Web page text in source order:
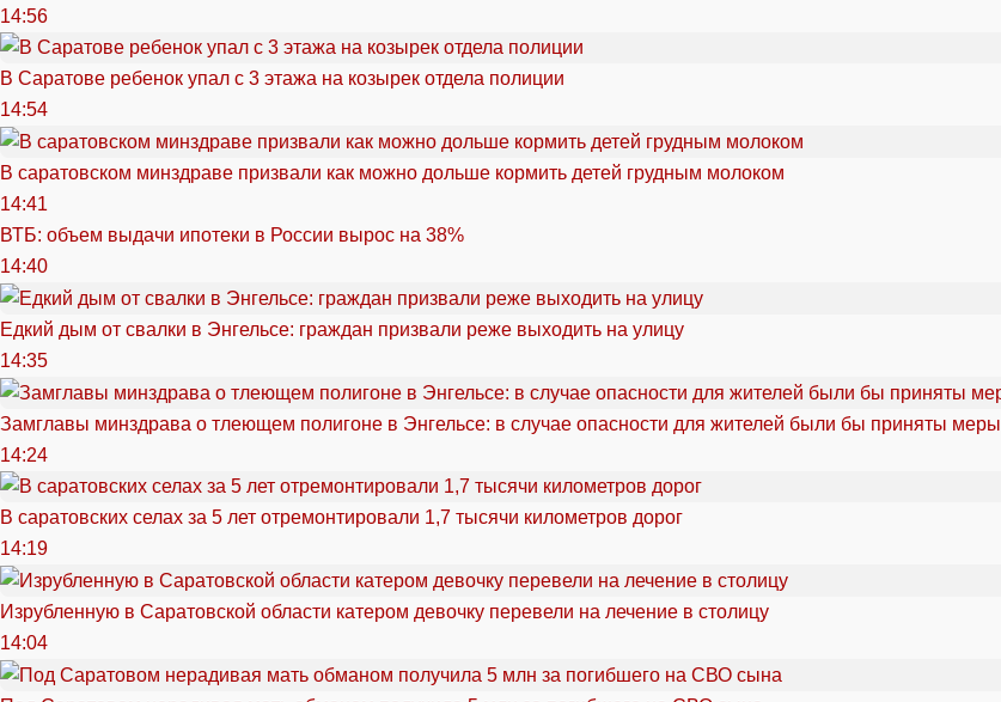
14:56
В Саратове ребенок упал с 3 этажа на козырек отдела полиции
14:54
В саратовском минздраве призвали как можно дольше кормить детей грудным молоком
14:41
ВТБ: объем выдачи ипотеки в России вырос на 38%
14:40
Едкий дым от свалки в Энгельсе: граждан призвали реже выходить на улицу
14:35
Замглавы минздрава о тлеющем полигоне в Энгельсе: в случае опасности для жителей были бы приняты меры
14:24
В саратовских селах за 5 лет отремонтировали 1,7 тысячи километров дорог
14:19
Изрубленную в Саратовской области катером девочку перевели на лечение в столицу
14:04